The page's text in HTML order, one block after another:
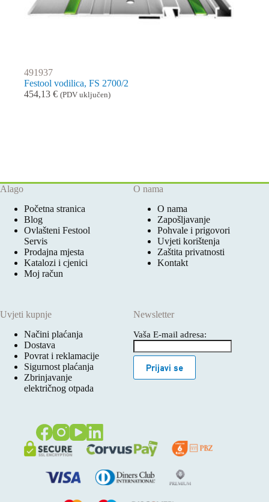
491937
Festool vodilica, FS 2700/2
454,13 € (PDV uključen)
Alago
Početna stranica
Blog
Ovlašteni Festool
Servis
Prodajna mjesta
Katalozi i cjenici
Moj račun
O nama
O nama
Zapošljavanje
Pohvale i prigovori
Uvjeti korištenja
Zaštita privatnosti
Kontakt
Uvjeti kupnje
Načini plaćanja
Dostava
Povrat i reklamacije
Sigurnost plaćanja
Zbrinjavanje
električnog otpada
Newsletter
Vaša E-mail adresa:
Prijavi se